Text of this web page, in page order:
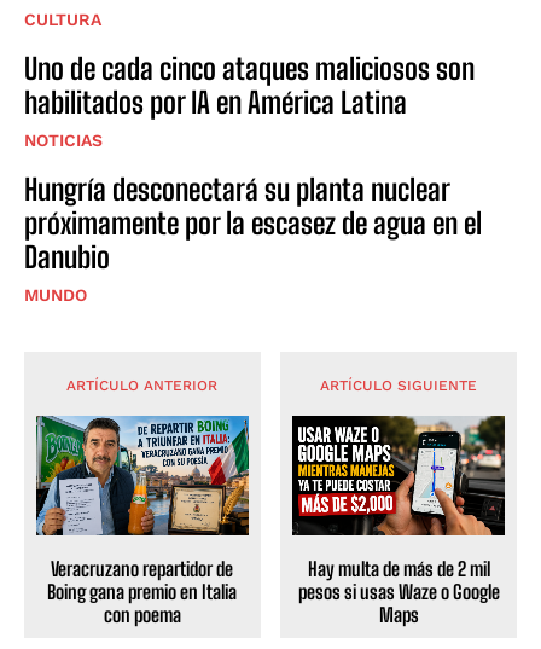
CULTURA
Uno de cada cinco ataques maliciosos son
habilitados por IA en América Latina
NOTICIAS
Hungría desconectará su planta nuclear
próximamente por la escasez de agua en el
Danubio
MUNDO
ARTÍCULO ANTERIOR
Veracruzano repartidor de
Boing gana premio en Italia
con poema
ARTÍCULO SIGUIENTE
Hay multa de más de 2 mil
pesos si usas Waze o Google
Maps